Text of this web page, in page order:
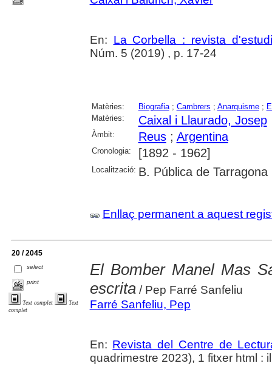
En: La Corbella : revista
Núm. 5 (2019) , p. 17-24
Matèries: Biografia; Cambrers ; Anarquisme;
Matèries:
Caixal i Llaurado, Josep
Àmbit: Reus; Argentina
Cronologia: [1892 - 1962]
Localització: B. Pública de Tarragona
Enllaç permanent a aquest
20 / 2045
select
print
Text complet
Text
complet
El Bomber Manel Mas
escrita/ Pep Farré Sanfeliu
Farré Sanfeliu, Pep
En: Revista del Centre de
quadrimestre 2023), 1 fitxer html :